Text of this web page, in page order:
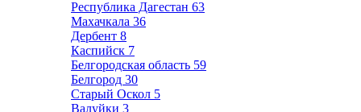
Республика Дагестан 63
Махачкала 36
Дербент 8
Каспийск 7
Белгородская область 59
Белгород 30
Старый Оскол 5
Валуйки 3